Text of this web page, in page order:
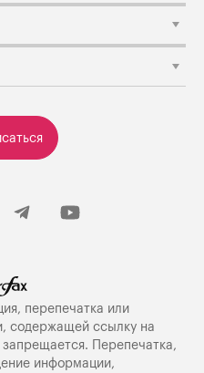
перепечатка или
содержащей ссылку на
Перепечатка,
информации,